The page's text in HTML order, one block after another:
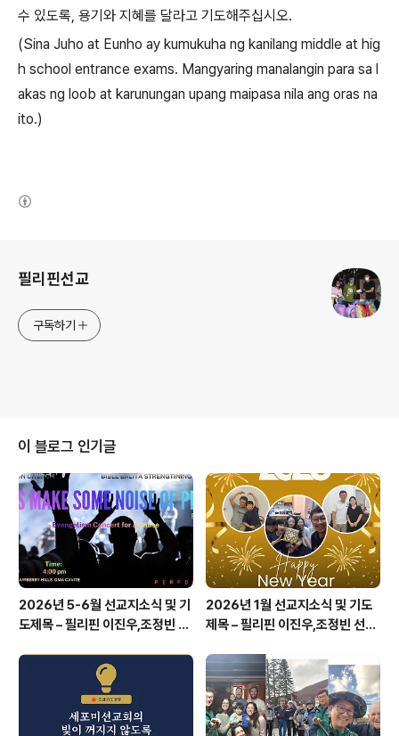
수 있도록 용기와 지혜를 달라고 기도해주십시오.
(Sina Juho at Eunho ay kumukuha ng kanilang middle at hig
h school entrance exams. Mangyaring manalangin para sa l
akas ng loob at karunungan upang maipasa nila ang oras na
ito.)
필리핀선교
구독하기
이 블로그 인기글
2026년 5-6월 선교지소식 및 기
도제목 – 필리핀 이진우,조정빈 선
2026년 1월 선교지소식 및 기도
제목 – 필리핀 이진우,조정빈 선교